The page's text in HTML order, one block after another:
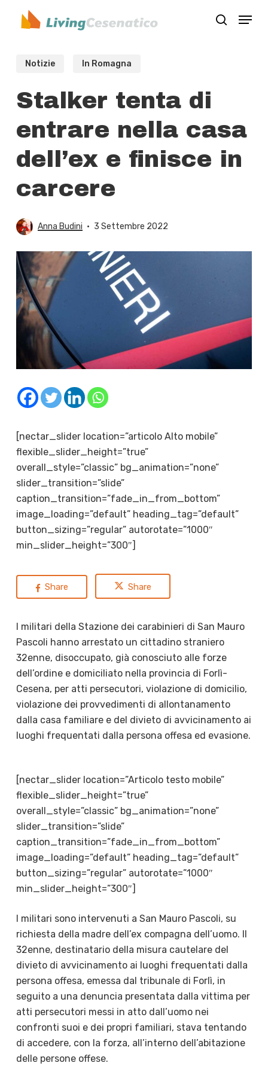
search
Menu
Notizie In Romagna
Stalker tenta di
entrare nella casa
dell’ex e finisce in
carcere
Anna Budini 3 Settembre 2022
[nectar_slider location=”articolo Alto mobile”
flexible_slider_height=”true”
overall_style=”classic” bg_animation=”none”
slider_transition=”slide”
caption_transition=”fade_in_from_bottom”
image_loading=”default” heading_tag=”default”
button_sizing=”regular” autorotate=”1000″
min_slider_height=”300″]
Share Share
I militari della Stazione dei carabinieri di San Mauro
Pascoli hanno arrestato un cittadino straniero
32enne, disoccupato, già conosciuto alle forze
dell’ordine e domiciliato nella provincia di Forlì-
Cesena, per atti persecutori, violazione di domicilio,
violazione dei provvedimenti di allontanamento
dalla casa familiare e del divieto di avvicinamento ai
luoghi frequentati dalla persona offesa ed evasione.
[nectar_slider location=”Articolo testo mobile”
flexible_slider_height=”true”
overall_style=”classic” bg_animation=”none”
slider_transition=”slide”
caption_transition=”fade_in_from_bottom”
image_loading=”default” heading_tag=”default”
button_sizing=”regular” autorotate=”1000″
min_slider_height=”300″]
I militari sono intervenuti a San Mauro Pascoli, su
richiesta della madre dell’ex compagna dell’uomo. Il
32enne, destinatario della misura cautelare del
divieto di avvicinamento ai luoghi frequentati dalla
persona offesa, emessa dal tribunale di Forlì, in
seguito a una denuncia presentata dalla vittima per
atti persecutori messi in atto dall’uomo nei
confronti suoi e dei propri familiari, stava tentando
di accedere, con la forza, all’interno dell’abitazione
delle persone offese.